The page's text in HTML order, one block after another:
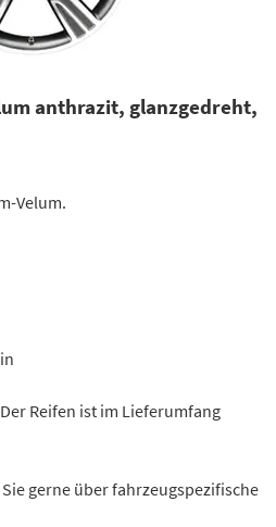
anthrazit, glanzgedreht,
Velum.
Reifen ist im Lieferumfang
gerne über fahrzeugspezifische